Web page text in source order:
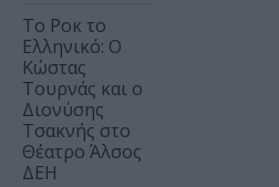
Το Ροκ το
Ελληνικό: Ο
Κώστας
Τουρνάς και ο
Διονύσης
Τσακνής στο
Θέατρο Άλσος
ΔΕΗ